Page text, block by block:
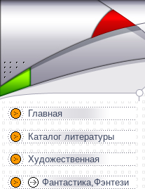
Главная
Каталог литературы
Художественная
Фантастика,Фэнтези